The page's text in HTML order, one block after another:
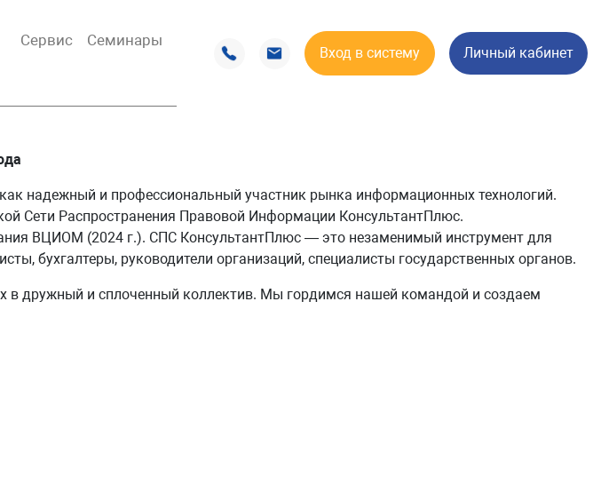
Сервис Семинары
Вход в систему Личный кабинет
надежный и профессиональный участник рынка информационных технологий.
Сети Распространения Правовой Информации КонсультантПлюс.
ВЦИОМ (2024 г.). СПС КонсультантПлюс — это незаменимый инструмент для
бухгалтеры, руководители организаций, специалисты государственных органов.
дружный и сплоченный коллектив. Мы гордимся нашей командой и создаем